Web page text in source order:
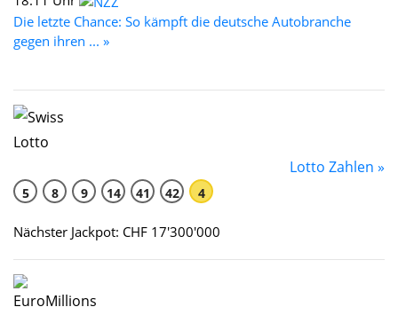
Die letzte Chance: So kämpft die deutsche Autobranche
gegen ihren ... »
Lotto Zahlen »
5 8 9 14 41 42 4
Nächster Jackpot: CHF 17'300'000